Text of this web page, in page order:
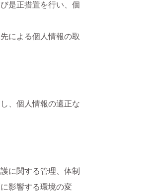
是正措置を行い、個
による個人情報の取
、個人情報の適正な
に関する管理、体制
影響する環境の変